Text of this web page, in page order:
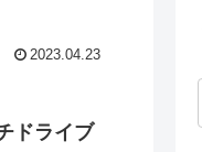
2023.04.23
ドライブ